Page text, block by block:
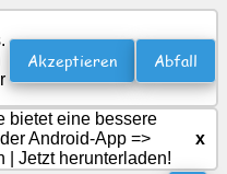
Akzeptieren Abfall
bietet eine bessere
Android-App =>
Jetzt herunterladen!
x